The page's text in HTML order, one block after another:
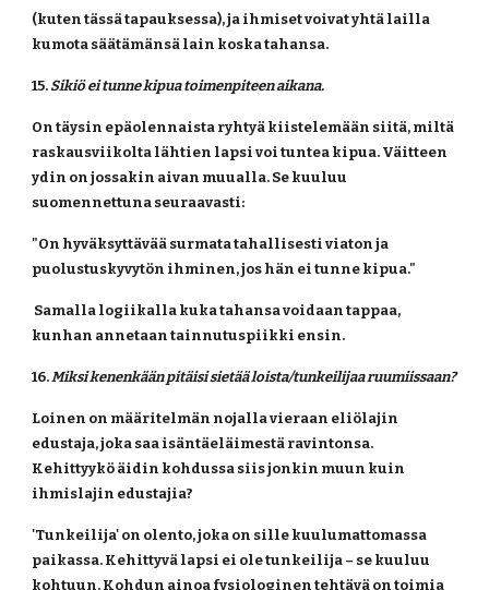
(kuten tässä tapauksessa), ja ihmiset voivat yhtä lailla
kumota säätämänsä lain koska tahansa.
15. Sikiö ei tunne kipua toimenpiteen aikana.
On täysin epäolennaista ryhtyä kiistelemään siitä, miltä
raskausviikolta lähtien lapsi voi tuntea kipua. Väitteen
ydin on jossakin aivan muualla. Se kuuluu
suomennettuna seuraavasti:
"On hyväksyttävää surmata tahallisesti viaton ja
puolustuskyvytön ihminen, jos hän ei tunne kipua."
kunhan annetaan tainnutuspiikki ensin.
16. Miksi kenenkään pitäisi sietää loista/tunkeilijaa ruumiissaan?
Loinen on määritelmän nojalla vieraan eliölajin
edustaja, joka saa isäntäeläimestä ravintonsa.
Kehittyykö äidin kohdussa siis jonkin muun kuin
ihmislajin edustajia?
'Tunkeilija' on olento, joka on sille kuulumattomassa
paikassa. Kehittyvä lapsi ei ole tunkeilija – se kuuluu
kohtuun. Kohdun ainoa fysiologinen tehtävä on toimia